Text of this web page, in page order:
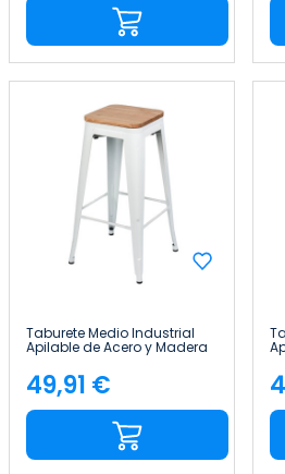
Taburete Medio Industrial
Apilable de Acero y Madera
43x43x76cm Thinia Home
Precio
49,91 €